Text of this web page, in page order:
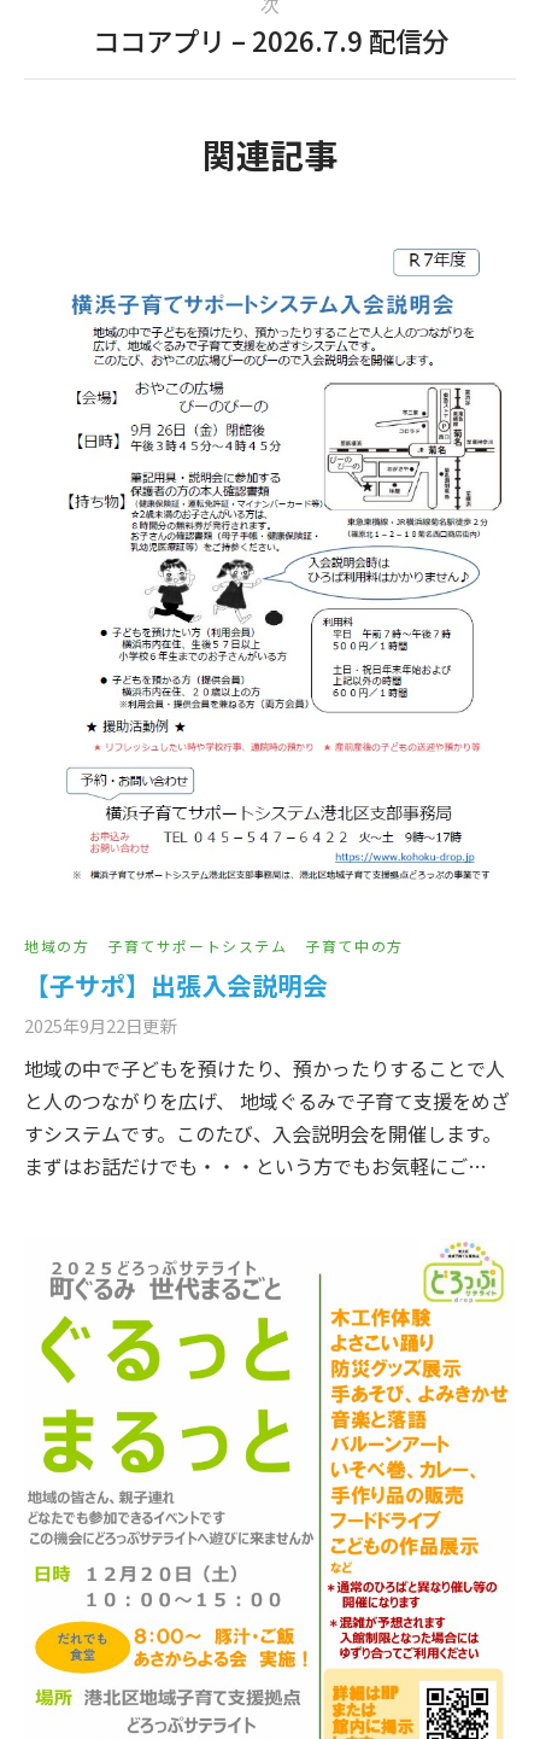
ココアプリ – 2026.7.9 配信分
関連記事
地域の方 子育てサポートシステム 子育て中の方
【子サポ】出張入会説明会
2025年9月22日更新
地域の中で子どもを預けたり、預かったりすることで人
と人のつながりを広げ、 地域ぐるみで子育て支援をめざ
すシステムです。このたび、入会説明会を開催します。
まずはお話だけでも・・・という方でもお気軽にご…